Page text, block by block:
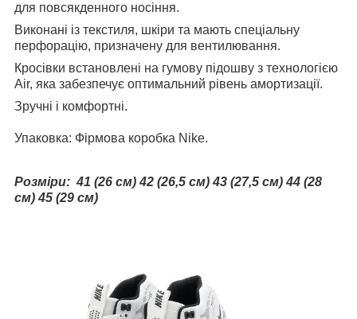
для повсякденного носіння.
Виконані із текстиля, шкіри та мають спеціальну
перфорацію, призначену для вентилювання.
Кросівки встановлені на гумову підошву з технологією
Air, яка забезпечує оптимальний рівень амортизації.
Зручні і комфортні.
Упаковка: Фірмова коробка Nike.
Розміри: 41 (26 см) 42 (26,5 см) 43 (27,5 см) 44 (28
см) 45 (29 см)